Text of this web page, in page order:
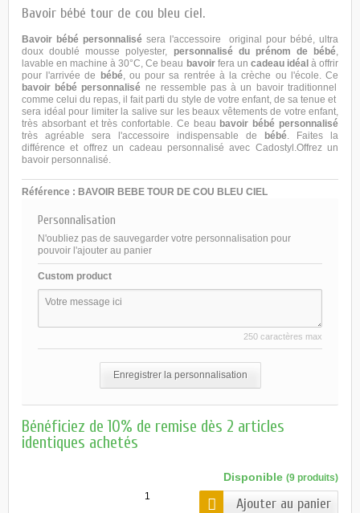
Bavoir bébé tour de cou bleu ciel.
Bavoir bébé personnalisé sera l'accessoire original pour bébé, ultra
doux doublé mousse polyester,
personnalisé du prénom de bébé
lavable en machine à 30°C, Ce beau bavoirfera un cadeau idéalà offrir
pour l'arrivée de bébé, ou pour sa rentrée à la crèche ou l'école. Ce
bavoir bébé personnalisé ne ressemble pas à un bavoir traditionnel
comme celui du repas, il fait parti du style de votre enfant, de sa tenue et
sera idéal pour limiter la salive sur les beaux vêtements de votre enfant,
très absorbant et très confortable. Ce beau bavoir bébé personnalisé
très agréable sera l'accessoire indispensable de bébé . Faites la
différence et offrez un cadeau personnalisé avec Cadostyl.Offrez un
bavoir personnalisé.
Référence : BAVOIR BEBE TOUR DE COU BLEU CIEL
Personnalisation
N'oubliez pas de sauvegarder votre personnalisation pour
pouvoir l'ajouter au panier
Custom product
250 caractères max
Enregistrer la personnalisation
Bénéficiez de 10% de remise dès 2 articles
identiques achetés
Disponible (9 produits)
Ajouter au panier